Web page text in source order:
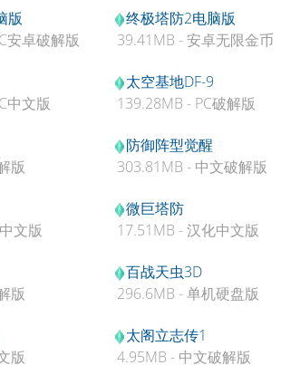
版
安卓破解版
终极塔防2电脑版
39.41MB - 安卓无限金币
中文版
太空基地DF-9
139.28MB - PC破解版
版
防御阵型觉醒
303.81MB - 中文破解版
文版
微巨塔防
17.51MB - 汉化中文版
版
百战天虫3D
296.6MB - 单机硬盘版
版
太阁立志传1
4.95MB - 中文破解版